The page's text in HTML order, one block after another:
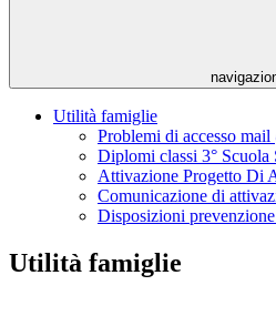
Utilità famiglie
Problemi di accesso
Diplomi classi 3° Scuola
Attivazione Progetto Di
Comunicazione di
Disposizioni
Utilità famiglie